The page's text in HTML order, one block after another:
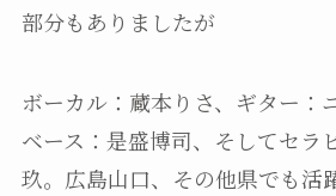
部分もありましたが
ボーカル：蔵本りさ、ギター：
ベース：是盛博司、そしてセラ
玖。広島山口、その他県でも活